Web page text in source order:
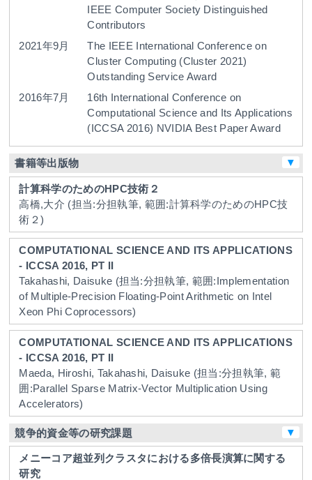
IEEE Computer Society Distinguished
Contributors
2021年9月
The IEEE International Conference on
Cluster Computing (Cluster 2021)
Outstanding Service Award
2016年7月
16th International Conference on
Computational Science and Its Applications
(ICCSA 2016) NVIDIA Best Paper Award
書籍等出版物 ▼
計算科学のためのHPC技術２
高橋,大介 (担当:分担執筆, 範囲:計算科学のためのHPC技
術２)
COMPUTATIONAL SCIENCE AND ITS APPLICATIONS
- ICCSA 2016, PT II
Takahashi, Daisuke (担当:分担執筆, 範囲:Implementation
of Multiple-Precision Floating-Point Arithmetic on Intel
Xeon Phi Coprocessors)
COMPUTATIONAL SCIENCE AND ITS APPLICATIONS
- ICCSA 2016, PT II
Maeda, Hiroshi, Takahashi, Daisuke (担当:分担執筆, 範
囲:Parallel Sparse Matrix-Vector Multiplication Using
Accelerators)
競争的資金等の研究課題 ▼
メニーコア超並列クラスタにおける多倍長演算に関する
研究